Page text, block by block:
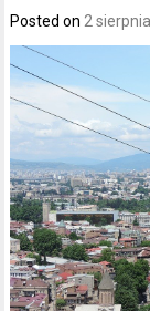
Posted on 2